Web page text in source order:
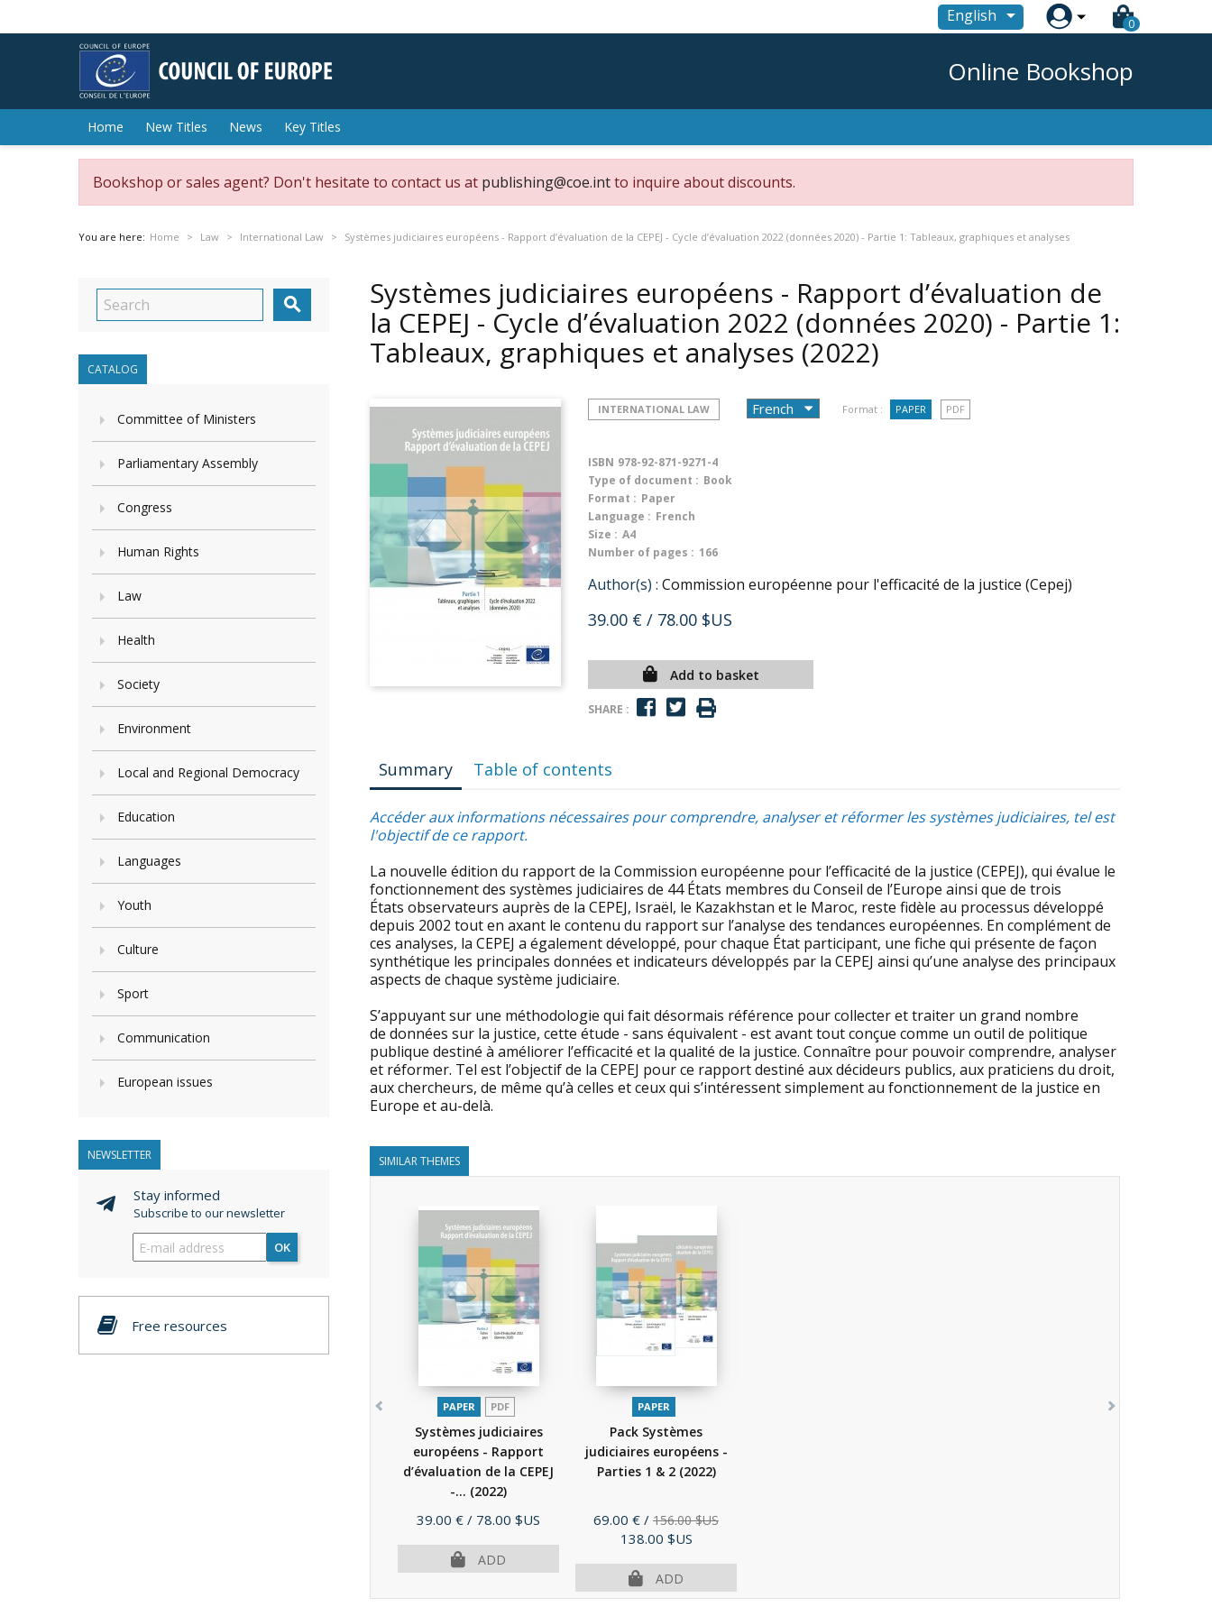
English  0
Online Bookshop
Home New Titles News Key Titles
Bookshop or sales agent? Don't hesitate to contact us at publishing@coe.intto inquire about discounts.
You are here: Home Law International Law Systèmes judiciaires européens - Rapport d’évaluation de la CEPEJ - Cycle d’évaluation 2022 (données 2020) - Partie 1: Tableaux, graphiques et analyses

CATALOG
Committee of Ministers
Parliamentary Assembly
Congress
Human Rights
Law
Health
Society
Environment
Local and Regional Democracy
Education
Languages
Youth
Culture
Sport
Communication
European issues
NEWSLETTER
Stay informed
Subscribe to our newsletter
OK
Free resources
Systèmes judiciaires européens - Rapport d’évaluation de
la CEPEJ - Cycle d’évaluation 2022 (données 2020) - Partie 1:
Tableaux, graphiques et analyses (2022)
INTERNATIONAL LAW Format : PAPER PDF
ISBN 978-92-871-9271-4
Type of document : Book
Format : Paper
Language : French
Size : A4
Number of pages : 166
Author(s) : Commission européenne pour l'efficacité de la justice (Cepej)
39.00 € / 78.00 $US
Add to basket
SHARE :
Summary Table of contents
Accéder aux informations nécessaires pour comprendre, analyser et réformer les systèmes judiciaires, tel est
l'objectif de ce rapport.
La nouvelle édition du rapport de la Commission européenne pour l’efficacité de la justice (CEPEJ), qui évalue le
fonctionnement des systèmes judiciaires de 44 États membres du Conseil de l’Europe ainsi que de trois
États observateurs auprès de la CEPEJ, Israël, le Kazakhstan et le Maroc, reste fidèle au processus développé
depuis 2002 tout en axant le contenu du rapport sur l’analyse des tendances européennes. En complément de
ces analyses, la CEPEJ a également développé, pour chaque État participant, une fiche qui présente de façon
synthétique les principales données et indicateurs développés par la CEPEJ ainsi qu’une analyse des principaux
aspects de chaque système judiciaire.
S’appuyant sur une méthodologie qui fait désormais référence pour collecter et traiter un grand nombre
de données sur la justice, cette étude - sans équivalent - est avant tout conçue comme un outil de politique
publique destiné à améliorer l’efficacité et la qualité de la justice. Connaître pour pouvoir comprendre, analyser
et réformer. Tel est l’objectif de la CEPEJ pour ce rapport destiné aux décideurs publics, aux praticiens du droit,
aux chercheurs, de même qu’à celles et ceux qui s’intéressent simplement au fonctionnement de la justice en
Europe et au-delà.
SIMILAR THEMES
PAPER PDF
Systèmes judiciaires
européens - Rapport
d’évaluation de la CEPEJ
-... (2022)
Price
39.00 € / 78.00 $US
ADD
PAPER
Pack Systèmes
judiciaires européens -
Parties 1 & 2 (2022)
Price
69.00 € / 156.00 $US
138.00 $US
ADD